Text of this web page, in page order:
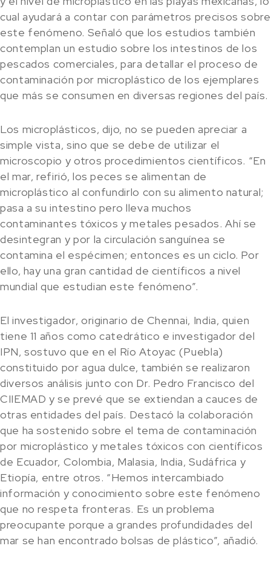
cual ayudará a contar con parámetros precisos sobre
este fenómeno. Señaló que los estudios también
contemplan un estudio sobre los intestinos de los
pescados comerciales, para detallar el proceso de
contaminación por microplástico de los ejemplares
que más se consumen en diversas regiones del país.
Los microplásticos, dijo, no se pueden apreciar a
simple vista, sino que se debe de utilizar el
microscopio y otros procedimientos científicos. “En
el mar, refirió, los peces se alimentan de
microplástico al confundirlo con su alimento natural;
pasa a su intestino pero lleva muchos
contaminantes tóxicos y metales pesados. Ahí se
desintegran y por la circulación sanguínea se
contamina el espécimen; entonces es un ciclo. Por
ello, hay una gran cantidad de científicos a nivel
mundial que estudian este fenómeno”.
El investigador, originario de Chennai, India, quien
tiene 11 años como catedrático e investigador del
IPN, sostuvo que en el Río Atoyac (Puebla)
constituido por agua dulce, también se realizaron
diversos análisis junto con Dr. Pedro Francisco del
CIIEMAD y se prevé que se extiendan a cauces de
otras entidades del país. Destacó la colaboración
que ha sostenido sobre el tema de contaminación
por microplástico y metales tóxicos con científicos
de Ecuador, Colombia, Malasia, India, Sudáfrica y
Etiopía, entre otros. “Hemos intercambiado
información y conocimiento sobre este fenómeno
que no respeta fronteras. Es un problema
preocupante porque a grandes profundidades del
mar se han encontrado bolsas de plástico”, añadió.